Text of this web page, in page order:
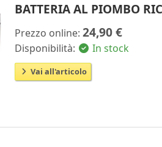
BATTERIA AL PIOMBO
Prezzo online:24,90 €
Disponibilità: In stock
Vai all'articolo